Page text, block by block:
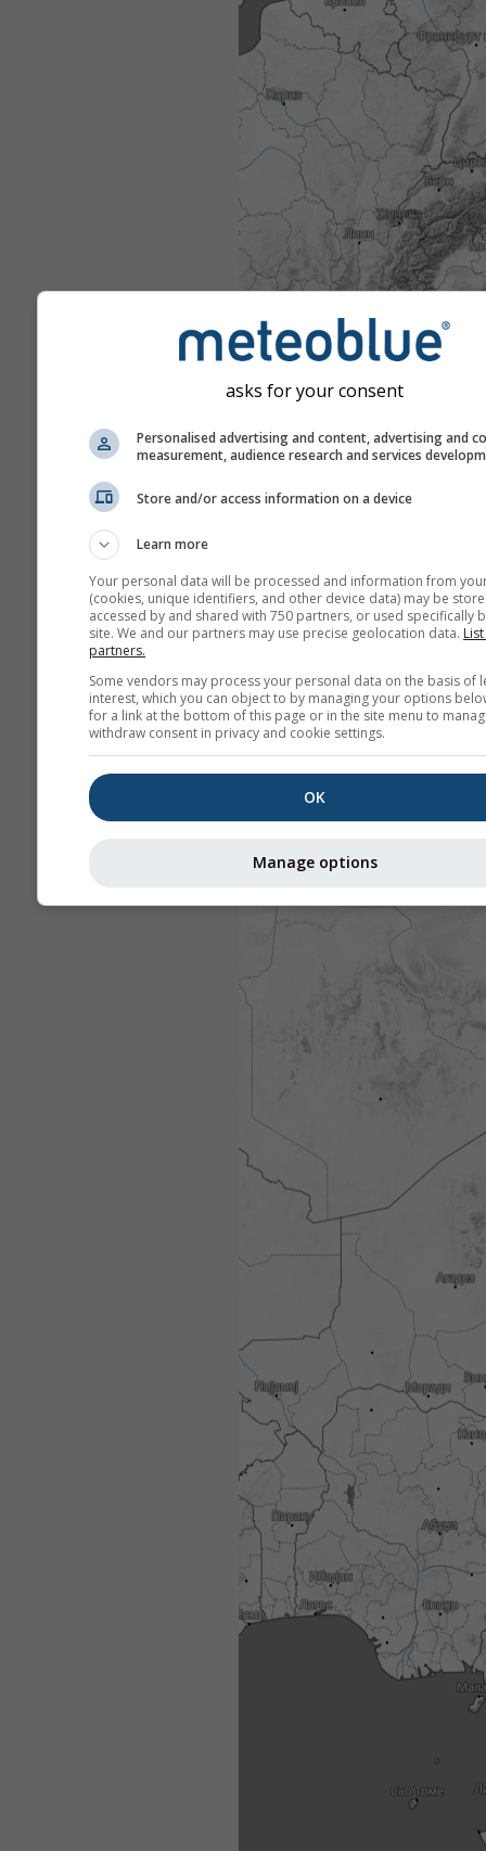
asks for your consent
Personalised advertising and content, advertising and
measurement, audience research and services
Store and/or access information on a device
Learn more
Your personal data will be processed and information from
(cookies, unique identifiers, and other device data) may be
accessed by and shared with 750 partners, or used specifically
site. We and our partners may use precise geolocation data.
partners.
Some vendors may process your personal data on the basis of
interest, which you can object to by managing your options
for a link at the bottom of this page or in the site menu to
withdraw consent in privacy and cookie settings.
OK
Manage options